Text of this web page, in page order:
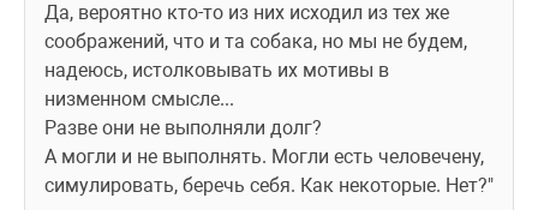
Да, вероятно кто-то из них исходил из тех же
соображений, что и та собака, но мы не будем,
надеюсь, истолковывать их мотивы в
низменном смысле...
Разве они не выполняли долг?
А могли и не выполнять. Могли есть человечену,
симулировать, беречь себя. Как некоторые. Нет?"